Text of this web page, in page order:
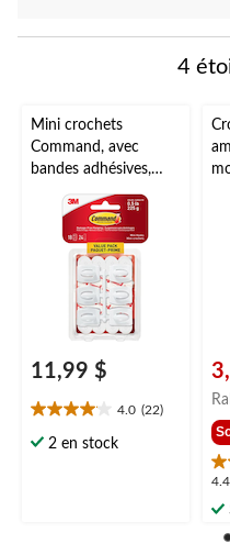
4
Mini crochets
Command, avec
bandes adhésives,
transparent, paquet
économique, 0,5 lb,
paq. 18
11,99 $
4.0 (22)
4.0
étoile(s)
2 en stock
4.4
4.4
5.